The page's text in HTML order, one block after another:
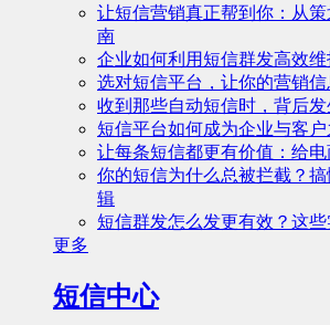
让短信营销真正帮到你：从
南
企业如何利用短信群发高效
选对短信平台，让你的营销
收到那些自动短信时，背后发
短信平台如何成为企业与客
让每条短信都更有价值：给
你的短信为什么总被拦截？
辑
短信群发怎么发更有效？这
更多
短信中心